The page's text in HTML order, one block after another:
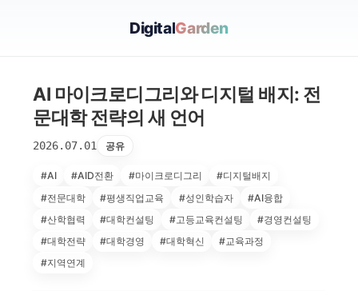
DigitalGarden
AI 마이크로디그리와 디지털 배지: 전
문대학 전략의 새 언어
2026.07.01 공유
#AI #AID전환 #마이크로디그리
#디지털배지
#전문대학
#평생직업교육 #성인학습자
#AI융합
#산학협력
#대학컨설팅 #고등교육컨설팅
#경영컨설팅
#대학전략
#대학경영 #대학혁신
#교육과정
#지역연계